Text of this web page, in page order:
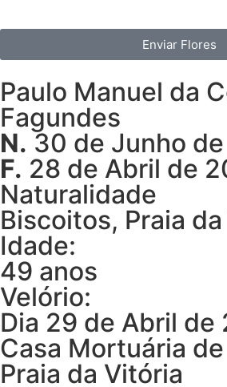
Enviar Flores
Paulo Manuel da
Fagundes
N. 30 de Junho
F. 28 de Abril de
Naturalidade
Biscoitos, Praia
Idade:
49 anos
Velório:
Dia 29 de Abril de
Casa Mortuária
Praia da Vitória